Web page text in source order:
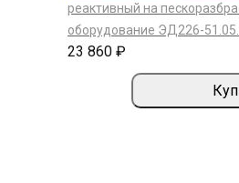
реактивный на
оборудование ЭД226-
23 860 ₽